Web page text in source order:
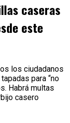
caseras
este
los ciudadanos
para “no
Habrá multas
casero